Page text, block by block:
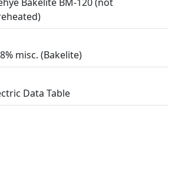
misc. (Bakelite)
Data Table